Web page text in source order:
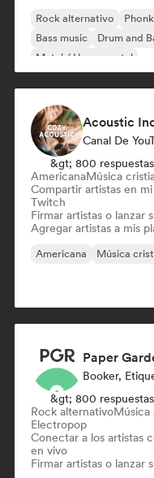
Rock alternativo Phonk
Bass music
Drum and
Metal / Heavy metal
Acoustic
&gt; 800
AmericanaMúsica
Compartir artistas en
Twitch
Firmar artistas o lanzar
Agregar artistas a mis
Americana Música
Paper
Booker,
&gt; 800
Rock alternativoMúsica
Electropop
Conectar a los artistas
en vivo
Firmar artistas o lanzar